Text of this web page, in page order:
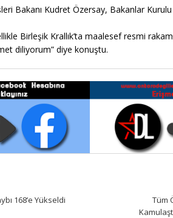
Bakanı Kudret Özersay, Bakanlar Kurulu
Birleşik Krallık’ta maalesef resmi
diliyorum” diye konuştu.
168’e Yükseldi
Tüm